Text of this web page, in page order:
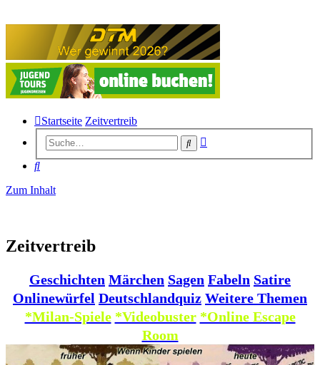
Startseite Zeitvertreib
Suche
Suche
Zum Inhalt
Zeitvertreib
Geschichten Märchen Sagen Fabeln Satire
Onlinewürfel Deutschlandquiz Weitere Themen
*Milan-Spiele *Videobuster *Online Escape
Room